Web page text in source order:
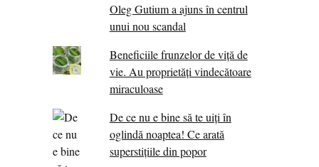
Oleg Gutium a ajuns în centrul
unui nou scandal
Beneficiile frunzelor de viță de
vie. Au proprietăţi vindecătoare
miraculoase
De ce nu e bine să te uiți în
oglindă noaptea! Ce arată
superstițiile din popor